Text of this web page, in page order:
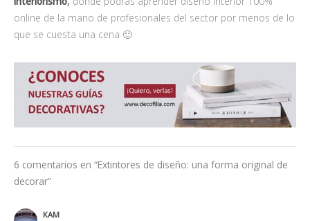
online de la mano de profesionales del sector por menos de lo
que se cuesta una cena 🙂
6 comentarios en “Extintores de diseño: una forma original de
decorar”
KAM